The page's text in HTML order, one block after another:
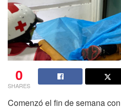
0
SHARES
Comenzó el fin de semana con